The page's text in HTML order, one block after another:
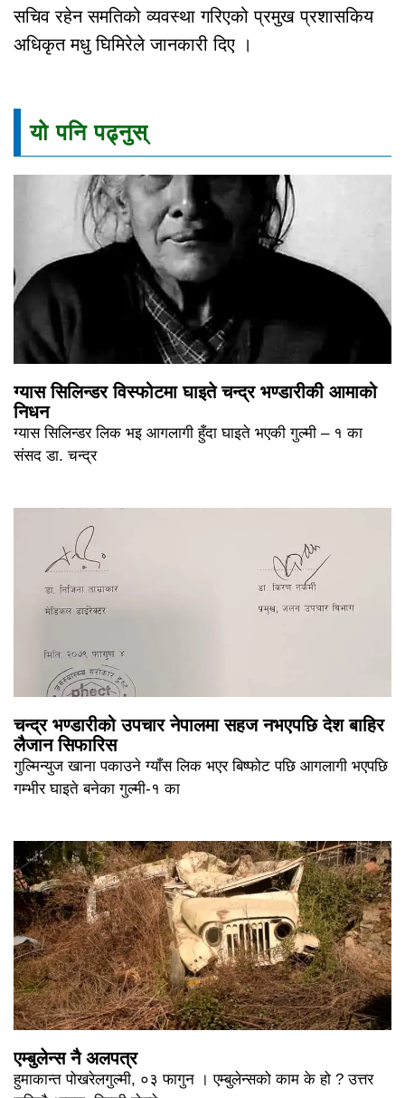
सचिव रहेन समतिको व्यवस्था गरिएको प्रमुख प्रशासकिय
अधिकृत मधु घिमिरेले जानकारी दिए ।
यो पनि पढ्नुस्
ग्यास सिलिन्डर विस्फोटमा घाइते चन्द्र भण्डारीकी आमाको
निधन
ग्यास सिलिन्डर लिक भइ आगलागी हुँदा घाइते भएकी गुल्मी – १ का
संसद डा. चन्द्र
चन्द्र भण्डारीको उपचार नेपालमा सहज नभएपछि देश बाहिर
लैजान सिफारिस
गुल्मिन्युज खाना पकाउने ग्याँस लिक भएर बिष्फोट पछि आगलागी भएपछि
गम्भीर घाइते बनेका गुल्मी-१ का
एम्बुलेन्स नै अलपत्र
हुमाकान्त पोखरेलगुल्मी, ०३ फागुन । एम्बुलेन्सको काम के हो ? उत्तर